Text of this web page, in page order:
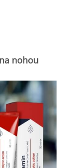
nohou